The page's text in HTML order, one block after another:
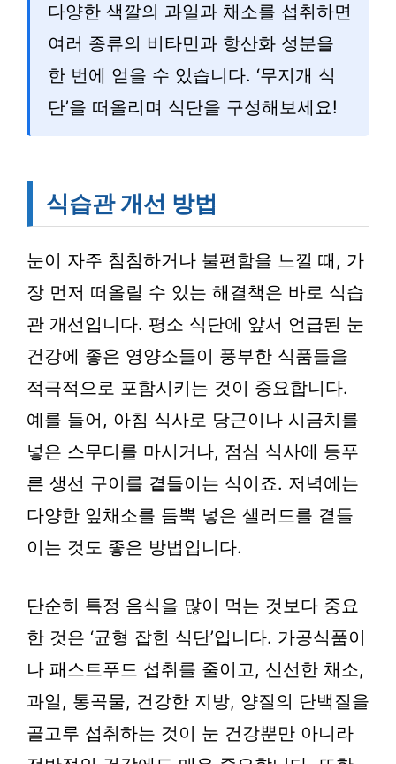
다양한 색깔의 과일과 채소를 섭취하면
여러 종류의 비타민과 항산화 성분을
한 번에 얻을 수 있습니다. ‘무지개 식
단’을 떠올리며 식단을 구성해보세요!
식습관 개선 방법
눈이 자주 침침하거나 불편함을 느낄 때, 가
장 먼저 떠올릴 수 있는 해결책은 바로 식습
관 개선입니다. 평소 식단에 앞서 언급된 눈
건강에 좋은 영양소들이 풍부한 식품들을
적극적으로 포함시키는 것이 중요합니다.
예를 들어, 아침 식사로 당근이나 시금치를
넣은 스무디를 마시거나, 점심 식사에 등푸
른 생선 구이를 곁들이는 식이죠. 저녁에는
다양한 잎채소를 듬뿍 넣은 샐러드를 곁들
이는 것도 좋은 방법입니다.
단순히 특정 음식을 많이 먹는 것보다 중요
한 것은 ‘균형 잡힌 식단’입니다. 가공식품이
나 패스트푸드 섭취를 줄이고, 신선한 채소,
과일, 통곡물, 건강한 지방, 양질의 단백질을
골고루 섭취하는 것이 눈 건강뿐만 아니라